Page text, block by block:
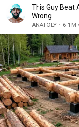
This Guy Beat
Wrong
ANATOLY • 6.1M